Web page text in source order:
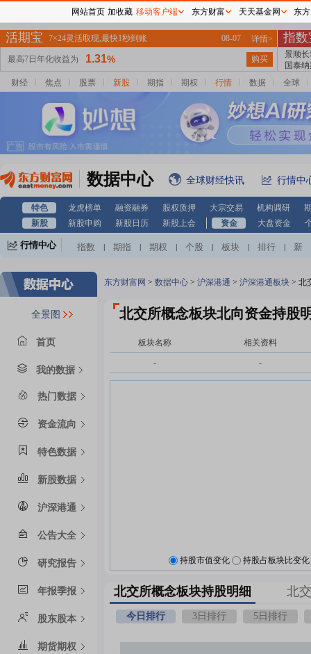
财经 焦点 股票 新股 期指 期权 行情 数据 全球
数据中心 全球财经快讯 行情中
特色 龙虎榜单 融资融券 股权质押 大宗交易 机构调研
新股
新股申购 新股日历 新股上会 资金 大盘资金
行情中心 指数 期指 期权 个股 板块 排行
新
自选股
全景图
首页
我的数据
热门数据
资金流向
特色数据
新股数据
沪深港通
公告大全
研究报告
年报季报
股东股本
期货期权
东方财富网 > 数据中心 > 沪深港通 > 沪深港通板块 > 北
北交所概念板块北向资金持股
板块名称 相关资料
- -
持股市值变化 持股占板块比变化
北交所概念板块持股明细 北
今日排行 3日排行 5日排行
网站首页 加收藏 移动客户端 东方财富 天天基金网 东